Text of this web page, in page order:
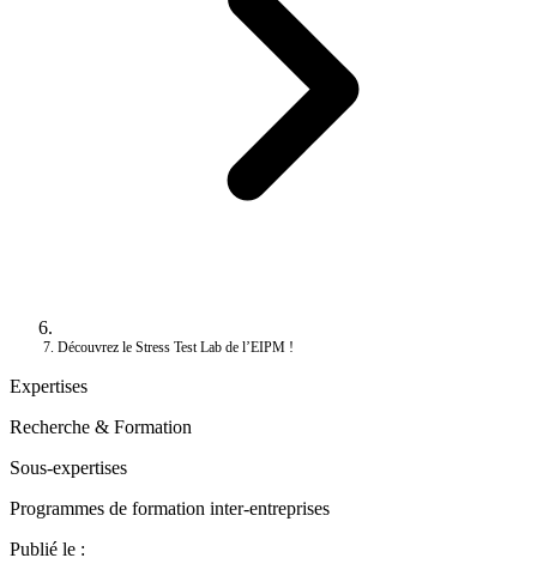
Découvrez le Stress Test Lab de l’EIPM !
Expertises
Recherche & Formation
Sous-expertises
Programmes de formation inter-entreprises
Publié le :